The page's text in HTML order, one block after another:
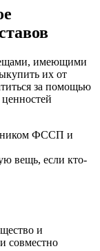
имеющими
их от
за помощью
ФССП и
вещь, если кто-
и
совместно